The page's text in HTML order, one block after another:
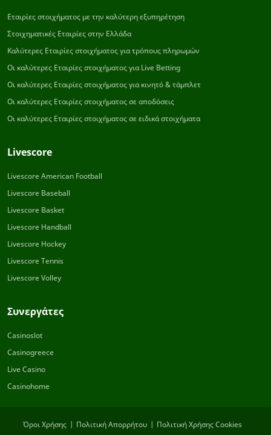
Εταιρίες στοιχήματος με την καλύτερη εξυπηρέτηση
Στοιχηματικές Εταιρίες στην Ελλάδα
Καλύτερες Εταιρίες στοιχήματος για τρόπους πληρωμών
Οι καλύτερες Εταιρίες στοιχήματος για Live Betting
Οι καλύτερες Εταιρίες στοιχήματος για κινητό & τάμπλετ
Οι καλύτερες Εταιρίες στοιχήματος σε αποδόσεις
Οι καλύτερες Εταιρίες στοιχήματος σε ειδικά στοιχήματα
Livescore
Livescore American Football
Livescore Baseball
Livescore Basket
Livescore Handball
Livescore Hockey
Livescore Tennis
Livescore Volley
Συνεργάτες
Casinoslot
Casinogreece
Live Casino
Casinohome
Όροι Χρήσης Πολιτική Απορρήτου
Πολιτική Χρήσης Cookies